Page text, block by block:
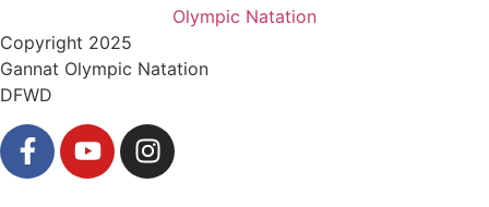
Copyright 2025
Gannat Olympic Natation
DFWD